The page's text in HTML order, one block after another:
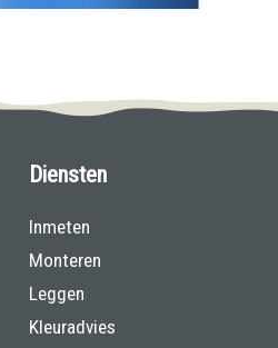
Diensten
Inmeten
Monteren
Leggen
Kleuradvies